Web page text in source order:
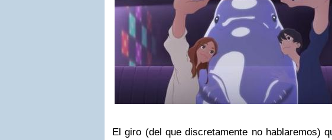
El giro (del que discretamente no hablaremos)